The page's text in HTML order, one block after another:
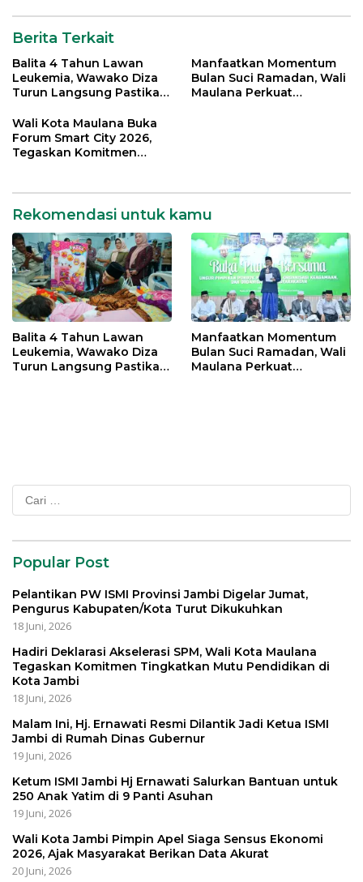
Berita Terkait
Balita 4 Tahun Lawan
Leukemia, Wawako Diza
Turun Langsung Pastikan
Manfaatkan Momentum
Bulan Suci Ramadan, Wali
Maulana Perkuat
Wali Kota Maulana Buka
Forum Smart City 2026,
Tegaskan Komitmen
Rekomendasi untuk kamu
Balita 4 Tahun Lawan
Leukemia, Wawako Diza
Turun Langsung Pastikan
Manfaatkan Momentum
Bulan Suci Ramadan, Wali
Maulana Perkuat
Cari
untuk:
Popular Post
Pelantikan PW ISMI Provinsi Jambi Digelar Jumat,
Pengurus Kabupaten/Kota Turut Dikukuhkan
18 Juni, 2026
Hadiri Deklarasi Akselerasi SPM, Wali Kota Maulana
Tegaskan Komitmen Tingkatkan Mutu Pendidikan di
Kota Jambi
18 Juni, 2026
Malam Ini, Hj. Ernawati Resmi Dilantik Jadi Ketua ISMI
Jambi di Rumah Dinas Gubernur
19 Juni, 2026
Ketum ISMI Jambi Hj Ernawati Salurkan Bantuan untuk
250 Anak Yatim di 9 Panti Asuhan
19 Juni, 2026
Wali Kota Jambi Pimpin Apel Siaga Sensus Ekonomi
2026, Ajak Masyarakat Berikan Data Akurat
20 Juni, 2026